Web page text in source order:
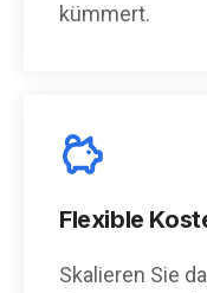
kümmert.
Flexible
Skalieren Sie